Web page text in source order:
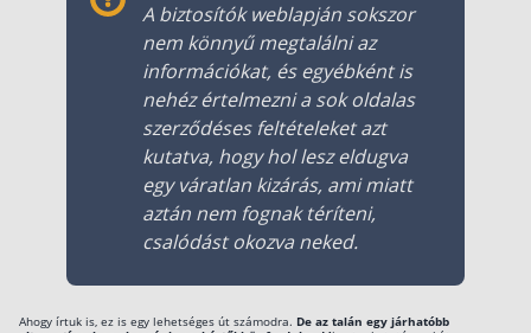
A biztosítók weblapján sokszor
nem könnyű megtalálni az
információkat, és egyébként is
nehéz értelmezni a sok oldalas
szerződéses feltételeket azt
kutatva, hogy hol lesz eldugva
egy váratlan kizárás, ami miatt
aztán nem fognak téríteni,
csalódást okozva neked.
Ahogy írtuk is, ez is egy lehetséges út számodra. De az talán egy járhatóbb